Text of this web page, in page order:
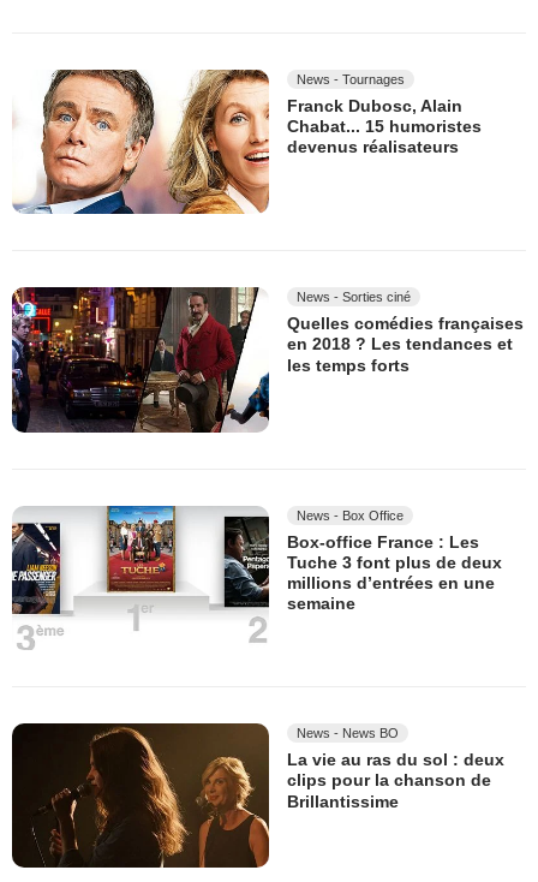
News - Tournages
Franck Dubosc, Alain
Chabat... 15 humoristes
devenus réalisateurs
News - Sorties ciné
Quelles comédies françaises
en 2018 ? Les tendances et
les temps forts
News - Box Office
Box-office France : Les
Tuche 3 font plus de deux
millions d’entrées en une
semaine
News - News BO
La vie au ras du sol : deux
clips pour la chanson de
Brillantissime